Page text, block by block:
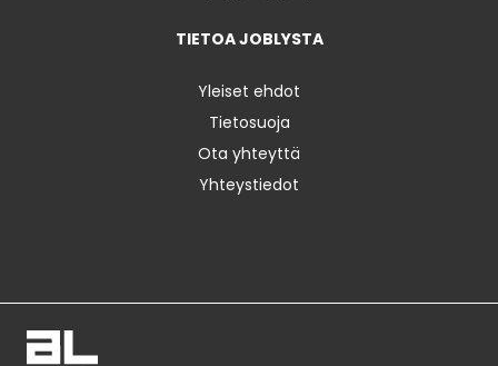
TIETOA JOBLYSTA
Yleiset ehdot
Tietosuoja
Ota yhteyttä
Yhteystiedot